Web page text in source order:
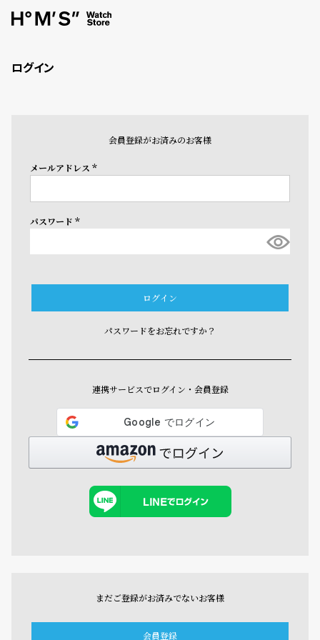
ログイン
会員登録がお済みのお客様
メールアドレス
(必
パスワード
(必
ログイン
パスワードをお忘れですか？
連携サービスでログイン・会員登録
まだご登録がお済みでないお客様
会員登録